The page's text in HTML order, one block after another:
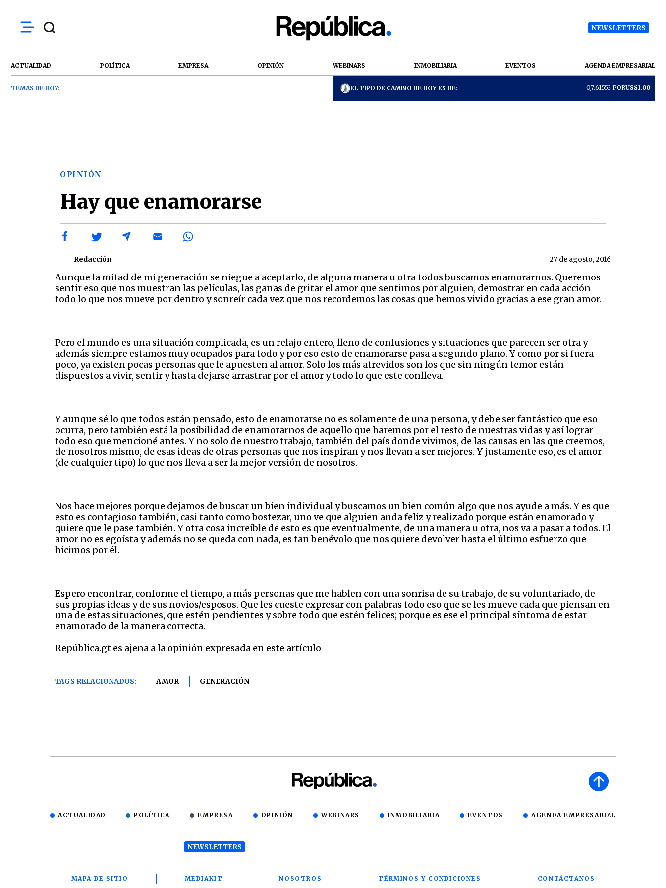
NEWSLETTERS
ACTUALIDAD POLÍTICA EMPRESA OPINIÓN WEBINARS INMOBILIARIA EVENTOS AGENDA EMPRESARIAL
TEMAS DE HOY: EL TIPO DE CAMBIO DE HOY ES DE: Q7.61553 PORUS$1.00
OPINIÓN
Hay que enamorarse
Redacción 27 de agosto, 2016
Aunque la mitad de mi generación se niegue a aceptarlo, de alguna manera u otra todos buscamos enamorarnos. Queremos
sentir eso que nos muestran las películas, las ganas de gritar el amor que sentimos por alguien, demostrar en cada acción
todo lo que nos mueve por dentro y sonreír cada vez que nos recordemos las cosas que hemos vivido gracias a ese gran amor.
Pero el mundo es una situación complicada, es un relajo entero, lleno de confusiones y situaciones que parecen ser otra y
además siempre estamos muy ocupados para todo y por eso esto de enamorarse pasa a segundo plano. Y como por si fuera
poco, ya existen pocas personas que le apuesten al amor. Solo los más atrevidos son los que sin ningún temor están
dispuestos a vivir, sentir y hasta dejarse arrastrar por el amor y todo lo que este conlleva.
Y aunque sé lo que todos están pensado, esto de enamorarse no es solamente de una persona, y debe ser fantástico que eso
ocurra, pero también está la posibilidad de enamorarnos de aquello que haremos por el resto de nuestras vidas y así lograr
todo eso que mencioné antes. Y no solo de nuestro trabajo, también del país donde vivimos, de las causas en las que creemos,
de nosotros mismo, de esas ideas de otras personas que nos inspiran y nos llevan a ser mejores. Y justamente eso, es el amor
(de cualquier tipo) lo que nos lleva a ser la mejor versión de nosotros.
Nos hace mejores porque dejamos de buscar un bien individual y buscamos un bien común algo que nos ayude a más. Y es que
esto es contagioso también, casi tanto como bostezar, uno ve que alguien anda feliz y realizado porque están enamorado y
quiere que le pase también. Y otra cosa increíble de esto es que eventualmente, de una manera u otra, nos va a pasar a todos. El
amor no es egoísta y además no se queda con nada, es tan benévolo que nos quiere devolver hasta el último esfuerzo que
hicimos por él.
Espero encontrar, conforme el tiempo, a más personas que me hablen con una sonrisa de su trabajo, de su voluntariado, de
sus propias ideas y de sus novios/esposos. Que les cueste expresar con palabras todo eso que se les mueve cada que piensan en
una de estas situaciones, que estén pendientes y sobre todo que estén felices; porque es ese el principal síntoma de estar
enamorado de la manera correcta.
República.gt es ajena a la opinión expresada en este artículo
TAGS RELACIONADOS: AMOR GENERACIÓN
ACTUALIDAD POLÍTICA EMPRESA OPINIÓN WEBINARS INMOBILIARIA EVENTOS AGENDA EMPRESARIAL
NEWSLETTERS
MAPA DE SITIO MEDIAKIT NOSOTROS TÉRMINOS Y CONDICIONES CONTÁCTANOS